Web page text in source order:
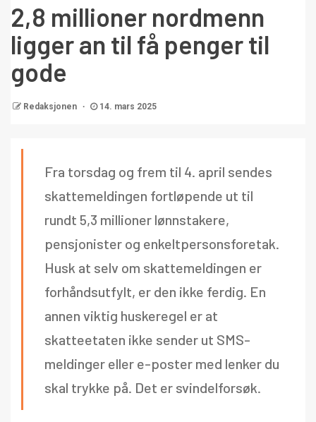
2,8 millioner nordmenn
ligger an til få penger til
gode
Redaksjonen 14. mars 2025
Fra torsdag og frem til 4. april sendes
skattemeldingen fortløpende ut til
rundt 5,3 millioner lønnstakere,
pensjonister og enkeltpersonsforetak.
Husk at selv om skattemeldingen er
forhåndsutfylt, er den ikke ferdig. En
annen viktig huskeregel er at
skatteetaten ikke sender ut SMS-
meldinger eller e-poster med lenker du
skal trykke på. Det er svindelforsøk.